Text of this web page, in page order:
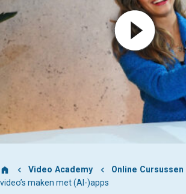
Video Academy Online Cursussen
video’s maken met (AI-)apps